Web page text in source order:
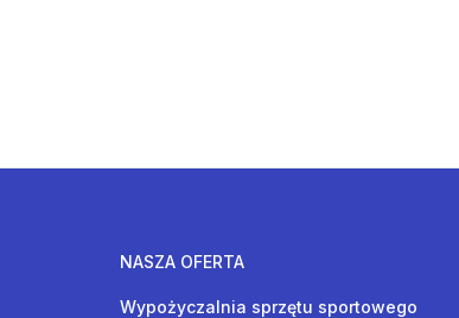
NASZA OFERTA
Wypożyczalnia sprzętu sportowego